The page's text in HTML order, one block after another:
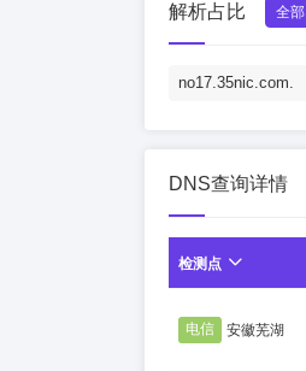
解析占比 全部
no17.35nic.com.
DNS查询详情
检测点
电信 安徽芜湖